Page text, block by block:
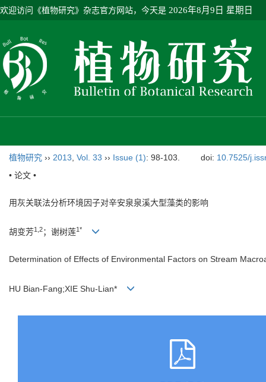
欢迎访问《植物研究》杂志官方网站，今天是 2026年8月9日 星期日
植物研究 ›› 2013 Vol. 33 ›› Issue (1): 98-103. doi: 10.7525/
• 论文 •
用灰关联法分析环境因子对辛安泉泉溪大型藻类的影响
胡变芳1,2；谢树莲1*
Determination of Effects of Environmental Factors on Stream
HU Bian-Fang;XIE Shu-Lian*